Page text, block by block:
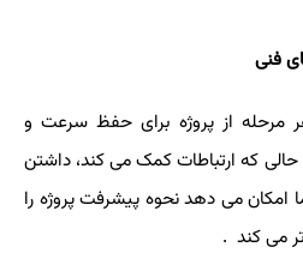
فنی
هر مرحله از پروژه برای حفظ سرعت و
که ارتباطات کمک می کند، داشتن
می دهد نحوه پیشرفت پروژه را
می کند .